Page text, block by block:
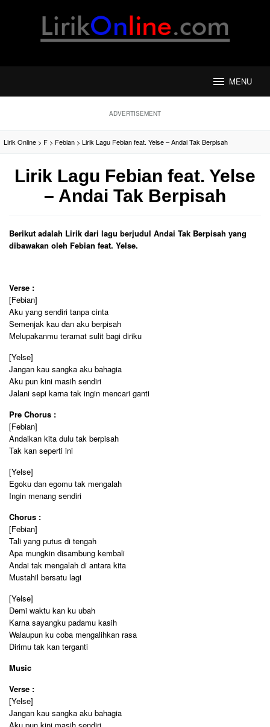
MENU
ADVERTISEMENT
Lirik Online > F > Febian > Lirik Lagu Febian feat. Yelse – Andai Tak Berpisah
Lirik Lagu Febian feat. Yelse
– Andai Tak Berpisah
Berikut adalah Lirik dari lagu berjudul Andai Tak Berpisah yang
dibawakan oleh Febian feat. Yelse.
Verse :
[Febian]
Aku yang sendiri tanpa cinta
Semenjak kau dan aku berpisah
Melupakanmu teramat sulit bagi diriku
[Yelse]
Jangan kau sangka aku bahagia
Aku pun kini masih sendiri
Jalani sepi karna tak ingin mencari ganti
Pre Chorus :
[Febian]
Andaikan kita dulu tak berpisah
Tak kan seperti ini
[Yelse]
Egoku dan egomu tak mengalah
Ingin menang sendiri
Chorus :
[Febian]
Tali yang putus di tengah
Apa mungkin disambung kembali
Andai tak mengalah di antara kita
Mustahil bersatu lagi
[Yelse]
Demi waktu kan ku ubah
Karna sayangku padamu kasih
Walaupun ku coba mengalihkan rasa
Dirimu tak kan terganti
Music
Verse :
[Yelse]
Jangan kau sangka aku bahagia